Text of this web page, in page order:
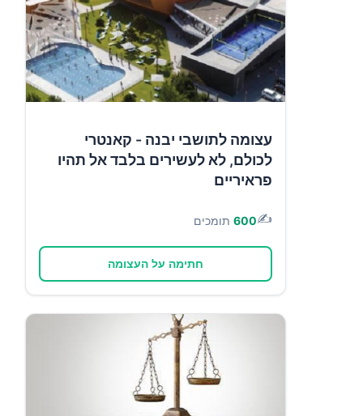
עצומה לתושבי יבנה - קאנטרי
לכולם, לא לעשירים בלבד אל תהיו
פראיריים
✍️
600 תומכים
חתימה על העצומה